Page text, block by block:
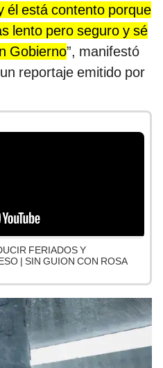
él está contento porque
lento pero seguro y sé
Gobierno”, manifestó
reportaje emitido por
FERIADOS Y
| SIN GUION CON ROSA